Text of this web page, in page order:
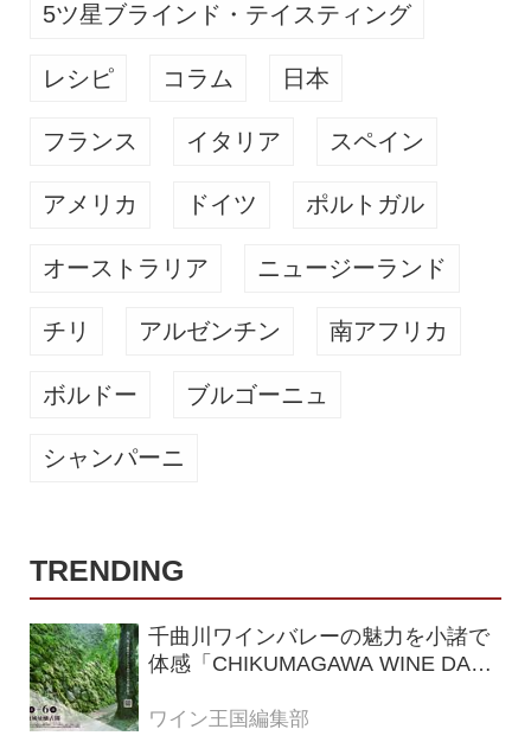
5ツ星ブラインド・テイスティング
レシピ コラム 日本
フランス イタリア スペイン
アメリカ ドイツ ポルトガル
オーストラリア ニュージーランド
チリ アルゼンチン 南アフリカ
ボルドー ブルゴーニュ
シャンパーニ
TRENDING
千曲川ワインバレーの魅力を小諸で
体感「CHIKUMAGAWA WINE DAYS
ワイン王国編集部